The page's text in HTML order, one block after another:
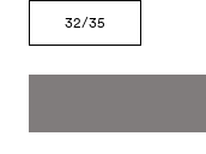
32/35